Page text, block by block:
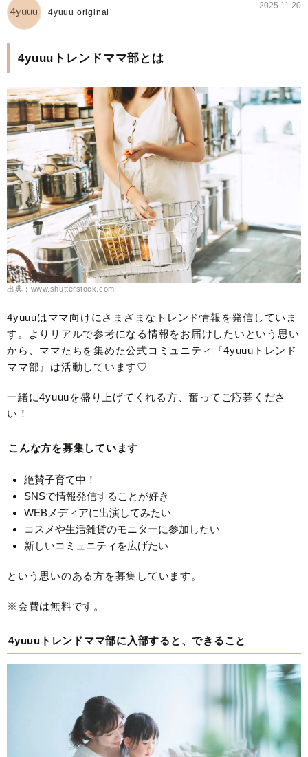
4yuuu original
2025.11.20
4yuuuトレンドママ部とは
出典：www.shutterstock.com
4yuuuはママ向けにさまざまなトレンド情報を発信していま
す。よりリアルで参考になる情報をお届けしたいという思い
から、ママたちを集めた公式コミュニティ『4yuuuトレンド
ママ部』は活動しています♡
一緒に4yuuuを盛り上げてくれる方、奮ってご応募くださ
い！
こんな方を募集しています
絶賛子育て中！
SNSで情報発信することが好き
WEBメディアに出演してみたい
コスメや生活雑貨のモニターに参加したい
新しいコミュニティを広げたい
という思いのある方を募集しています。
※会費は無料です。
4yuuuトレンドママ部に入部すると、できること